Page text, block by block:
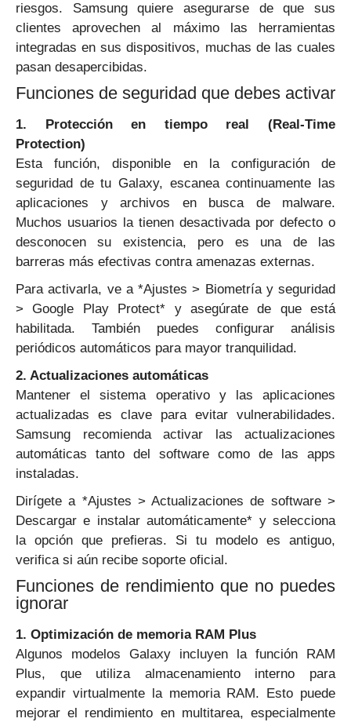
riesgos. Samsung quiere asegurarse de que sus
clientes aprovechen al máximo las herramientas
integradas en sus dispositivos, muchas de las cuales
pasan desapercibidas.
Funciones de seguridad que debes activar
1. Protección en tiempo real (Real-Time
Protection)
Esta función, disponible en la configuración de
seguridad de tu Galaxy, escanea continuamente las
aplicaciones y archivos en busca de malware.
Muchos usuarios la tienen desactivada por defecto o
desconocen su existencia, pero es una de las
barreras más efectivas contra amenazas externas.
Para activarla, ve a *Ajustes > Biometría y seguridad
> Google Play Protect* y asegúrate de que está
habilitada. También puedes configurar análisis
periódicos automáticos para mayor tranquilidad.
2. Actualizaciones automáticas
Mantener el sistema operativo y las aplicaciones
actualizadas es clave para evitar vulnerabilidades.
Samsung recomienda activar las actualizaciones
automáticas tanto del software como de las apps
instaladas.
Dirígete a *Ajustes > Actualizaciones de software >
Descargar e instalar automáticamente* y selecciona
la opción que prefieras. Si tu modelo es antiguo,
verifica si aún recibe soporte oficial.
Funciones de rendimiento que no puedes
ignorar
1. Optimización de memoria RAM Plus
Algunos modelos Galaxy incluyen la función RAM
Plus, que utiliza almacenamiento interno para
expandir virtualmente la memoria RAM. Esto puede
mejorar el rendimiento en multitarea, especialmente